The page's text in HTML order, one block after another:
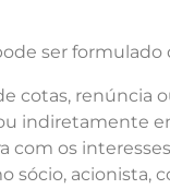
ser formulado
cotas, renúncia
indiretamente
com os
sócio, acionista,